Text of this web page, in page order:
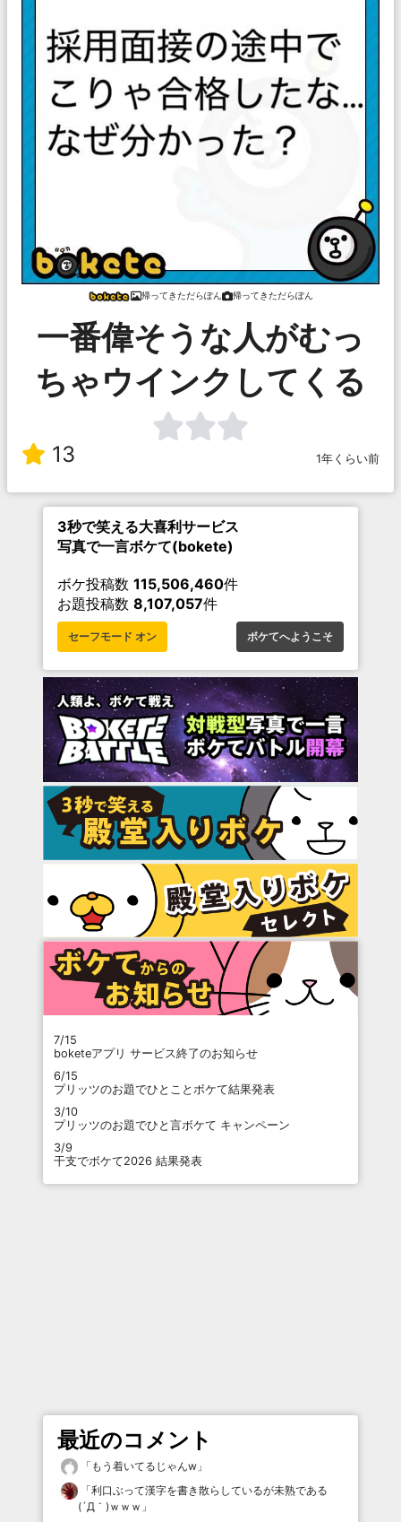
帰ってきただらぽん 帰ってきただらぽん
一番偉そうな人がむっ
ちゃウインクしてくる
13 1年くらい前
3秒で笑える大喜利サービス
写真で一言ボケて(bokete)
ボケ投稿数 115,506,460件
お題投稿数 8,107,057件
セーフモード オン ボケてへようこそ
7/15
boketeアプリ サービス終了のお知らせ
6/15
プリッツのお題でひとことボケて結果発表
3/10
プリッツのお題でひと言ボケて キャンペーン
3/9
干支でボケて2026 結果発表
最近のコメント
「 もう着いてるじゃんw 」
「利口ぶって漢字を書き散らしているが未熟である
(´Д｀)ｗｗｗ 」